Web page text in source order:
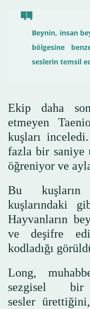
Beynin, insan
bölgesine
seslerin temsil
Ekip daha
etmeyen
kuşları
fazla bir saniye
öğreniyor ve
Bu kuşların
kuşlarındaki
Hayvanların
ve deşifre
kodladığı
Long,
sezgisel bir
sesler